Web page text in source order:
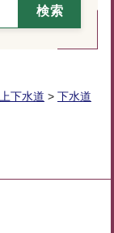
上下水道 > 下水道